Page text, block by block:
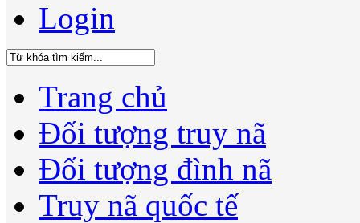
Login
Trang chủ
Đối tượng truy nã
Đối tượng đình nã
Truy nã quốc tế